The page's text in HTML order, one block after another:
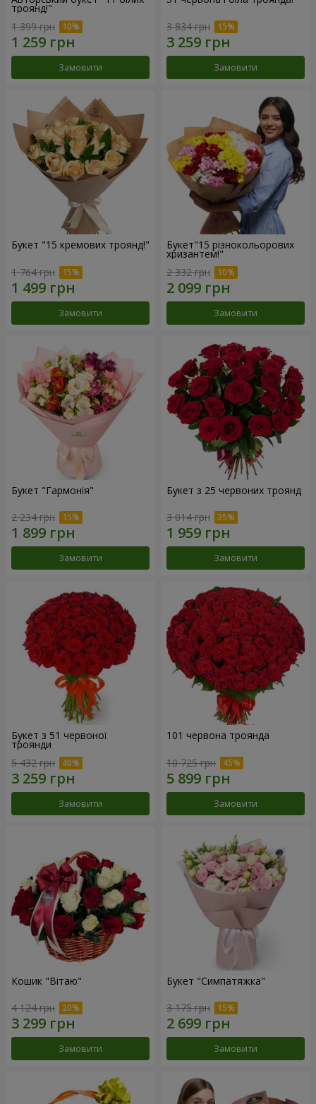
троянд!"
1 399 грн
Замовити
3 834 грн
Замовити
Букет "15 кремових троянд!"
1 764 грн
Замовити
Букет"15 різнокольорових
хризантем!"
2 332 грн
Замовити
Букет "Гармонія"
2 234 грн
Замовити
Букет з 25 червоних троянд
3 014 грн
Замовити
Букет з 51 червоної
троянди
5 432 грн
Замовити
101 червона троянда
10 725 грн
Замовити
Кошик "Вітаю"
4 124 грн
Замовити
Букет "Симпатяжка"
3 175 грн
Замовити